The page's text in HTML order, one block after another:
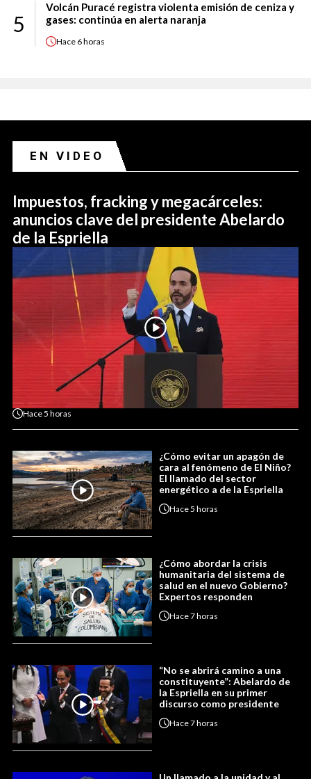
5
Volcán Puracé registra violenta emisión de ceniza y
gases: continúa en alerta naranja
Hace 6 horas
EN VIDEO
Impuestos, fracking y megacárceles:
anuncios clave del presidente Abelardo
de la Espriella
Hace5 horas
¿Cómo evitar un apagón de
cara al fenómeno de El Niño?
El llamado del sector
energético a de la Espriella
Hace5 horas
¿Cómo abordar la crisis
humanitaria del sistema de
salud en el nuevo Gobierno?
Expertos responden
Hace7 horas
“No se abrirá camino a una
constituyente”: Abelardo de
la Espriella en su primer
discurso como presidente
Hace7 horas